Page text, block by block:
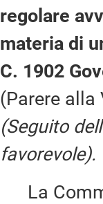
regolare
materia di
C. 1902
(Parere alla
(Seguito
favorevole).
La